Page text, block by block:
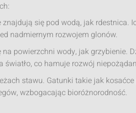
znajdują się pod wodą, jak rdestnica.
nadmiernym rozwojem glonów.
powierzchni wody, jak grzybienie.
co hamuje rozwój
stawu. Gatunki takie jak kosaćce
wzbogacając bioróżnorodność.